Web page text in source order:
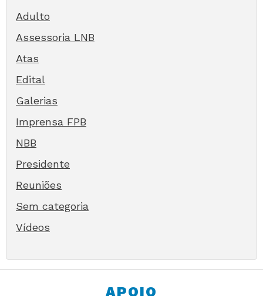
Adulto
Assessoria LNB
Atas
Edital
Galerias
Imprensa FPB
NBB
Presidente
Reuniões
Sem categoria
Vídeos
APOIO